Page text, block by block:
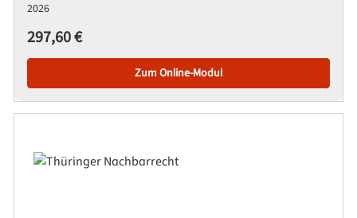
2026
Regulärer Preis:
297,60 €
Zum Online-Modul